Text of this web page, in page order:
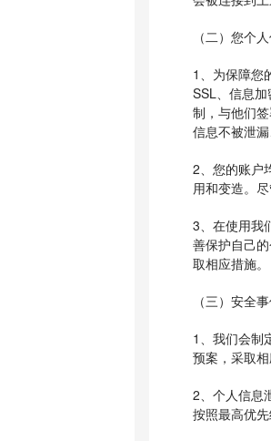
（二）您个
1、为保障您
SSL、信息
制，与他们
信息不被泄
2、您的账户
用和变造。
3、在使用我
善保护自己
取相应措施。
（三）安全
1、我们会制
预案，采取
2、个人信息
按照最高优